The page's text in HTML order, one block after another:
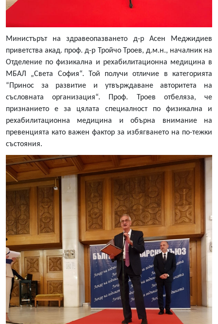
Министърът на здравеопазването д-р Асен Меджидиев
приветства акад. проф. д-р Тройчо Троев, д.м.н., началник на
Отделение по физикална и рехабилитационна медицина в
МБАЛ „Света София“. Той получи отличие в категорията
“Принос за развитие и утвърждаване авторитета на
съсловната организация“. Проф. Троев отбеляза, че
признанието е за цялата специалност по физикална и
рехабилитационна медицина и обърна внимание на
превенцията като важен фактор за избягването на по-тежки
състояния.